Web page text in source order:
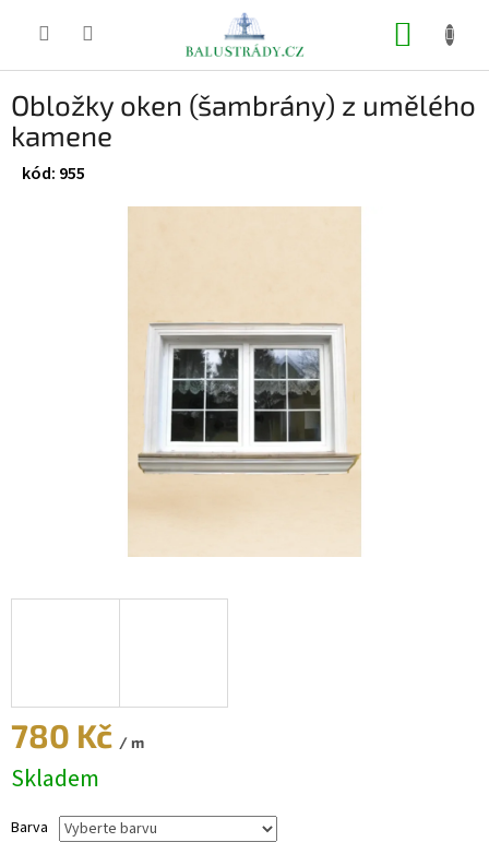
Obložky oken (šambrány) z umělého
kamene
955
780 Kč / m
Měrná
cena:
Skladem
Barva